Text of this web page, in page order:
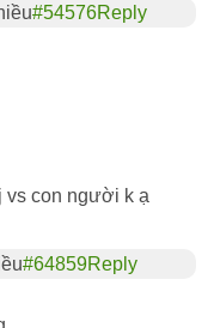
#54576Reply
vs con người k ạ
#64859Reply